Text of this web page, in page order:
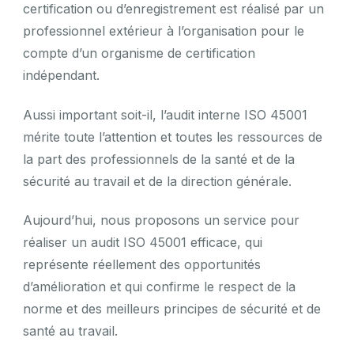
certification ou d’enregistrement est réalisé par un
professionnel extérieur à l’organisation pour le
compte d’un organisme de certification
indépendant.
Aussi important soit-il, l’audit interne ISO 45001
mérite toute l’attention et toutes les ressources de
la part des professionnels de la santé et de la
sécurité au travail et de la direction générale.
Aujourd’hui, nous proposons un service pour
réaliser un audit ISO 45001 efficace, qui
représente réellement des opportunités
d’amélioration et qui confirme le respect de la
norme et des meilleurs principes de sécurité et de
santé au travail.